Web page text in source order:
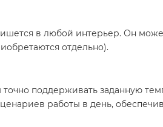
в любой интерьер. Он
отдельно).​
поддерживать заданную
работы в день,